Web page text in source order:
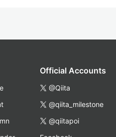
Official Accounts
@Qiita
@qiita_milestone
@qiitapoi